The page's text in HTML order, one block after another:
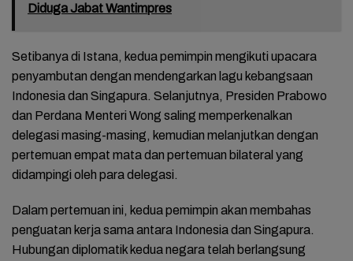
Diduga Jabat Wantimpres
Setibanya di Istana, kedua pemimpin mengikuti upacara
penyambutan dengan mendengarkan lagu kebangsaan
Indonesia dan Singapura. Selanjutnya, Presiden Prabowo
dan Perdana Menteri Wong saling memperkenalkan
delegasi masing-masing, kemudian melanjutkan dengan
pertemuan empat mata dan pertemuan bilateral yang
didampingi oleh para delegasi.
Dalam pertemuan ini, kedua pemimpin akan membahas
penguatan kerja sama antara Indonesia dan Singapura.
Hubungan diplomatik kedua negara telah berlangsung